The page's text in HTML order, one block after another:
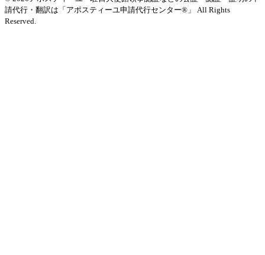
請代行・翻訳は「アポスティーユ申請代行センター®」 All Rights
Reserved.